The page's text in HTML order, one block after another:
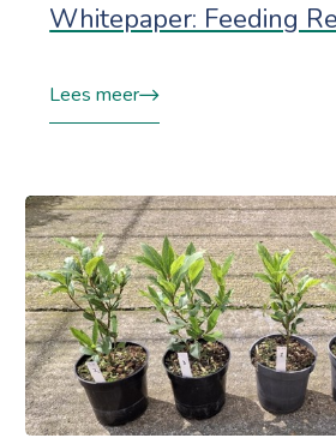
Whitepaper: Feeding
Lees meer